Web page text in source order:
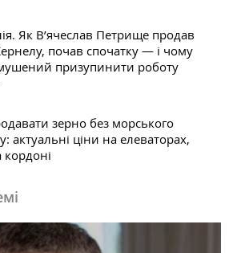
Як В’ячеслав Петрище продав
почав спочатку — і чому
призупинити роботу
зерно без морського
актуальні ціни на елеваторах,
кордоні